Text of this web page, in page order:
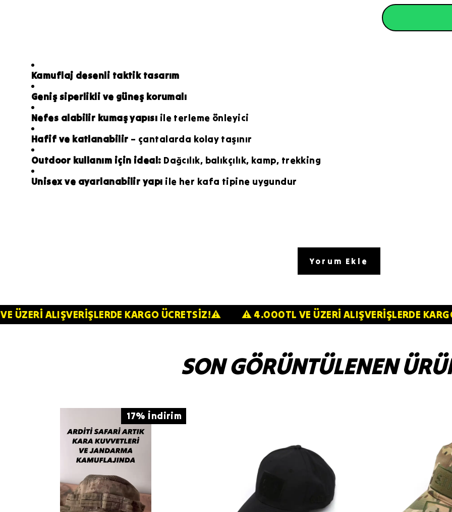
Kamuflaj desenli taktik tasarım
Geniş siperlikli ve güneş korumalı
Nefes alabilir kumaş yapısı ile terleme önleyici
Hafif ve katlanabilir – çantalarda kolay taşınır
Outdoor kullanım için ideal: Dağcılık, balıkçılık, kamp, trekking
Unisex ve ayarlanabilir yapı ile her kafa tipine uygundur
Yorum Ekle
VE ÜZERİ ALIŞVERİŞLERDE KARGO ÜCRETSİZ!⚠️ ⚠️ 4.000TL VE ÜZERİ
SON GÖRÜNTÜLENEN
17% İndirim